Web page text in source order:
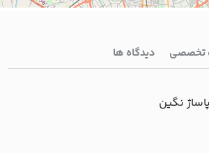
تخصصی دیدگاه ها
نگين